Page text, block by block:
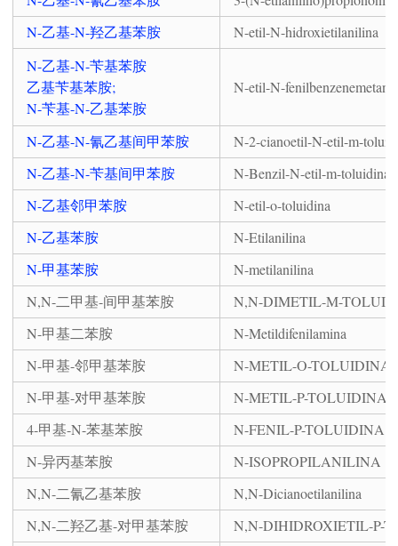
N-乙基-N-羟乙基苯胺
N-etil-N-hidroxietilanilina
N-乙基-N-苄基苯胺
乙基苄基苯胺;
N-苄基-N-乙基苯胺
N-etil-N-
N-乙基-N-氰乙基间甲苯胺
N-2-cianoetil-N-etil-m-
N-乙基-N-苄基间甲苯胺
N-Benzil-N-etil-m-toluidina
N-乙基邻甲苯胺
N-etil-o-toluidina
N-乙基苯胺
N-Etilanilina
N-甲基苯胺
N-metilanilina
N,N-二甲基-间甲基苯胺
N,N-DIMETIL-M-
N-甲基二苯胺
N-Metildifenilamina
N-甲基-邻甲基苯胺
N-METIL-O-TOLUIDINA
N-甲基-对甲基苯胺
N-METIL-P-TOLUIDINA
4-甲基-N-苯基苯胺
N-FENIL-P-TOLUIDINA
N-异丙基苯胺
N-ISOPROPILANILINA
N,N-二氰乙基苯胺
N,N-Dicianoetilanilina
N,N-二羟乙基-对甲基苯胺
N,N-DIHIDROXIETIL-P-